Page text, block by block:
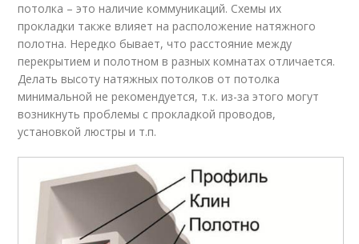
потолка – это наличие коммуникаций. Схемы их
прокладки также влияет на расположение натяжного
полотна. Нередко бывает, что расстояние между
перекрытием и полотном в разных комнатах отличается.
Делать высоту натяжных потолков от потолка
минимальной не рекомендуется, т.к. из-за этого могут
возникнуть проблемы с прокладкой проводов,
установкой люстры и т.п.